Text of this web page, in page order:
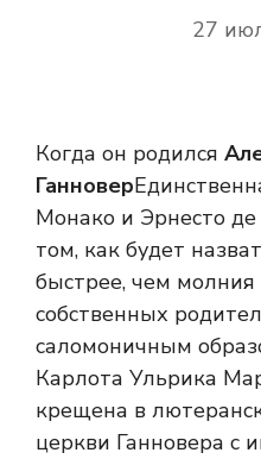
27
Когда он родился
Ганновер
Монако и Эрнесто
том, как будет
быстрее, чем молния
собственных
саломоничным
Карлота Ульрика
крещена в
церкви Ганновера с